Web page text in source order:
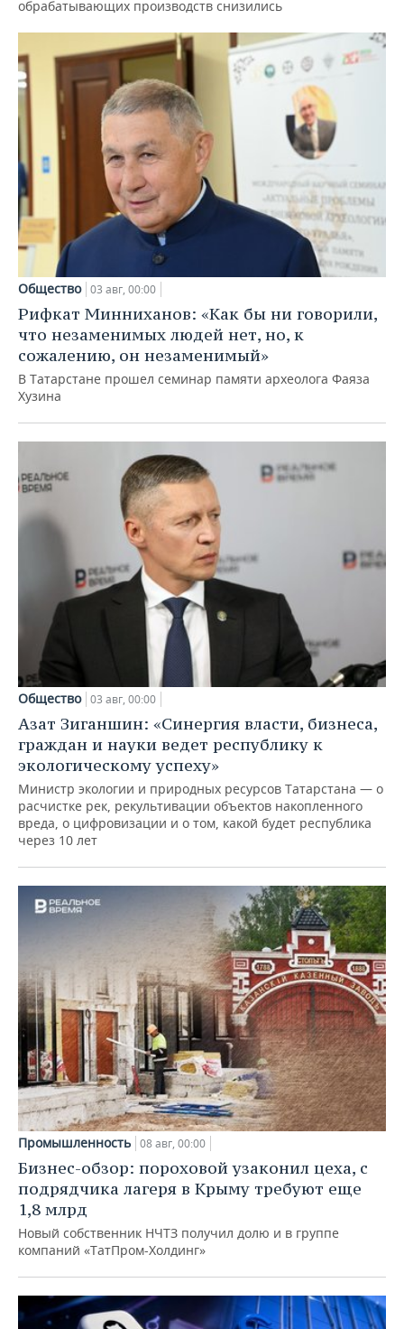
обрабатывающих производств снизились
Общество 03 авг, 00:00
Рифкат Минниханов: «Как бы ни говорили,
что незаменимых людей нет, но, к
сожалению, он незаменимый»
В Татарстане прошел семинар памяти археолога Фаяза
Хузина
Общество 03 авг, 00:00
Азат Зиганшин: «Синергия власти, бизнеса,
граждан и науки ведет республику к
экологическому успеху»
Министр экологии и природных ресурсов Татарстана — о
расчистке рек, рекультивации объектов накопленного
вреда, о цифровизации и о том, какой будет республика
через 10 лет
Промышленность 08 авг, 00:00
Бизнес-обзор: пороховой узаконил цеха, с
подрядчика лагеря в Крыму требуют еще
1,8 млрд
Новый собственник НЧТЗ получил долю и в группе
компаний «ТатПром-Холдинг»